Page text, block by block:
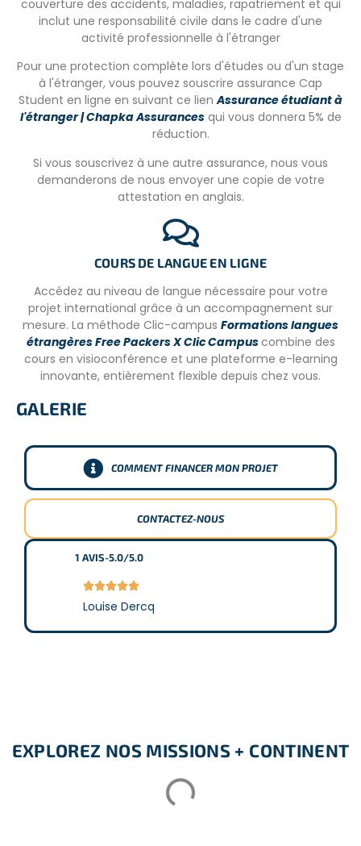
– Copie du passeport.
PARTENAIRE LOCAL
Freepackers est le seul partenaire exclusif en
France de ce projet au Sri Lanka.Nous garantissons
des projets éthiques, avec un encadrement de qualité,
sur place. Les donations sont intégralement et
directement réinvesties dans les associations locales,
assurant un impact local réel et transparent.
couverture des accidents, maladies, rapatriement et qui
inclut une responsabilité civile dans le cadre d'une
activité professionnelle à l'étranger
Pour une protection complète lors d'études ou d'un stage
à l'étranger, vous pouvez souscrire assurance Cap
Student en ligne en suivant ce lienAssurance étudiant à
l'étranger | Chapka Assurancesqui vous donnera 5% de
réduction.
Si vous souscrivez à une autre assurance, nous vous
demanderons de nous envoyer une copie de votre
attestation en anglais.
COURS DE LANGUE EN LIGNE
Accédez au niveau de langue nécessaire pour votre
projet international grâce à un accompagnement sur
mesure. La méthode Clic-campus Formations langues
étrangères Free Packers X Clic Campuscombine des
cours en visioconférence et une plateforme e-learning
innovante, entièrement flexible depuis chez vous.
GALERIE
COMMENT FINANCER MON PROJET
CONTACTEZ-NOUS
1 AVIS-5.0/5.0

Louise Dercq
EXPLOREZ NOS MISSIONS + CONTINENT